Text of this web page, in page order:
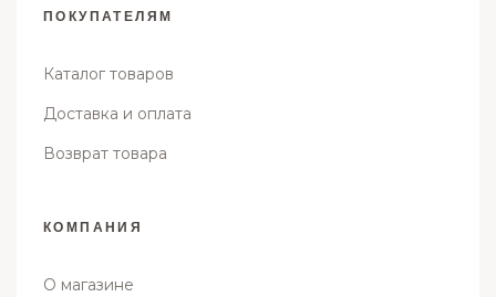
ПОКУПАТЕЛЯМ
Каталог товаров
Доставка и оплата
Возврат товара
КОМПАНИЯ
О магазине